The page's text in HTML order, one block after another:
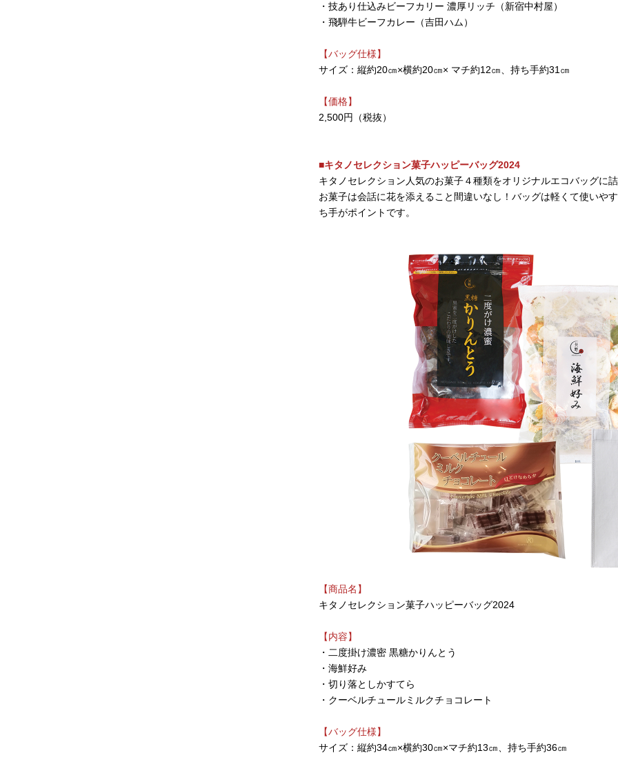
・技あり仕込みビーフカリー 濃厚リッチ（新宿中村屋）
・飛騨牛ビーフカレー（吉田ハム）
【バッグ仕様】
サイズ：縦約20㎝×横約20㎝× マチ約12㎝、持ち手約31㎝
【価格】
2,500円（税抜）
■キタノセレクション菓子ハッピーバッグ2024
キタノセレクション人気のお菓子４種類をオリジナルエコバッグに
お菓子は会話に花を添えること間違いなし！バッグは軽くて使いや
ち手がポイントです。
【商品名】
キタノセレクション菓子ハッピーバッグ2024
【内容】
・二度掛け濃密 黒糖かりんとう
・海鮮好み
・切り落としかすてら
・クーベルチュールミルクチョコレート
【バッグ仕様】
サイズ：縦約34㎝×横約30㎝×マチ約13㎝、持ち手約36㎝